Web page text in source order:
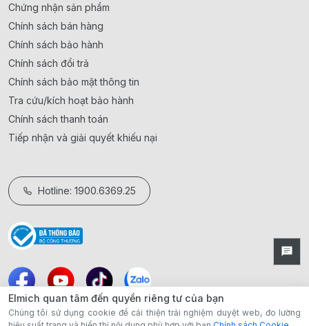
Chứng nhận sản phẩm
Chính sách bán hàng
Chính sách bảo hành
Chính sách đổi trả
Chính sách bảo mật thông tin
Tra cứu/kích hoạt bảo hành
Chính sách thanh toán
Tiếp nhận và giải quyết khiếu nại
Hotline: 1900.6369.25
Elmich quan tâm đến quyền riêng tư của bạn
Chúng tôi sử dụng cookie để cải thiện trải nghiệm duyệt web, đo lường